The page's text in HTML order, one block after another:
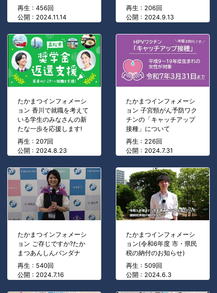
再生 : 456回
公開 : 2024.11.14
再生 : 206回
公開 : 2024.9.13
たかまつインフォメーシ
ョン 香川で就職を考えて
いる学生のみなさんの新
たな一歩を応援します!
再生 : 207回
公開 : 2024.8.23
たかまつインフォメーシ
ョン 子宮頸がん予防ワク
チンの「キャッチアップ
接種」について
再生 : 226回
公開 : 2024.7.31
たかまつインフォメーシ
ョン ご存じですか?たか
まつあんしんバンダナ
再生 : 540回
公開 : 2024.7.16
たかまつインフォメーシ
ョン(令和6年度 市・県民
税の納付のお知らせ)
再生 : 509回
公開 : 2024.6.3